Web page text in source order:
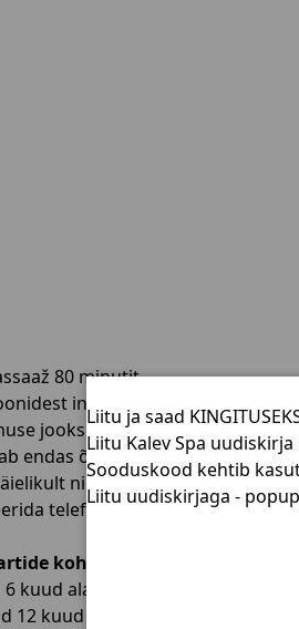
80 minutit
inspireeritud massaažil
jooksul saad nautida
endas õrnad venitused ja
nii keha kui ka vaimu.
telefonil +372 649 3350 või e-
kohta:
kuud alatest ostuhetkest
12 kuud alates ostuhetkest
Liitu ja saad
Liitu Kalev Spa
Sooduskood kehtib
Liitu uudiskirjaga - popup